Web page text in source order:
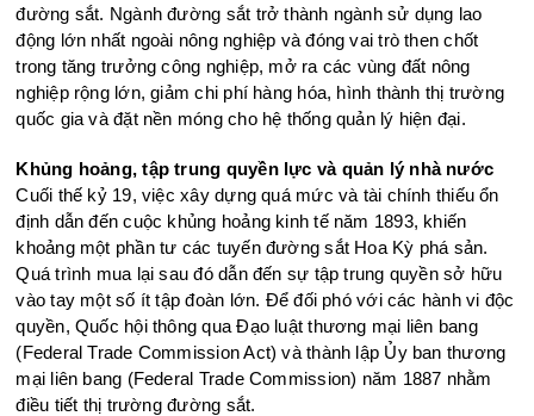
đường sắt. Ngành đường sắt trở thành ngành sử dụng lao
động lớn nhất ngoài nông nghiệp và đóng vai trò then chốt
trong tăng trưởng công nghiệp, mở ra các vùng đất nông
nghiệp rộng lớn, giảm chi phí hàng hóa, hình thành thị trường
quốc gia và đặt nền móng cho hệ thống quản lý hiện đại.
Khủng hoảng, tập trung quyền lực và quản lý nhà nước
Cuối thế kỷ 19, việc xây dựng quá mức và tài chính thiếu ổn
định dẫn đến cuộc khủng hoảng kinh tế năm 1893, khiến
khoảng một phần tư các tuyến đường sắt Hoa Kỳ phá sản.
Quá trình mua lại sau đó dẫn đến sự tập trung quyền sở hữu
vào tay một số ít tập đoàn lớn. Để đối phó với các hành vi độc
quyền, Quốc hội thông qua Đạo luật thương mại liên bang
(Federal Trade Commission Act) và thành lập Ủy ban thương
mại liên bang (Federal Trade Commission) năm 1887 nhằm
điều tiết thị trường đường sắt.